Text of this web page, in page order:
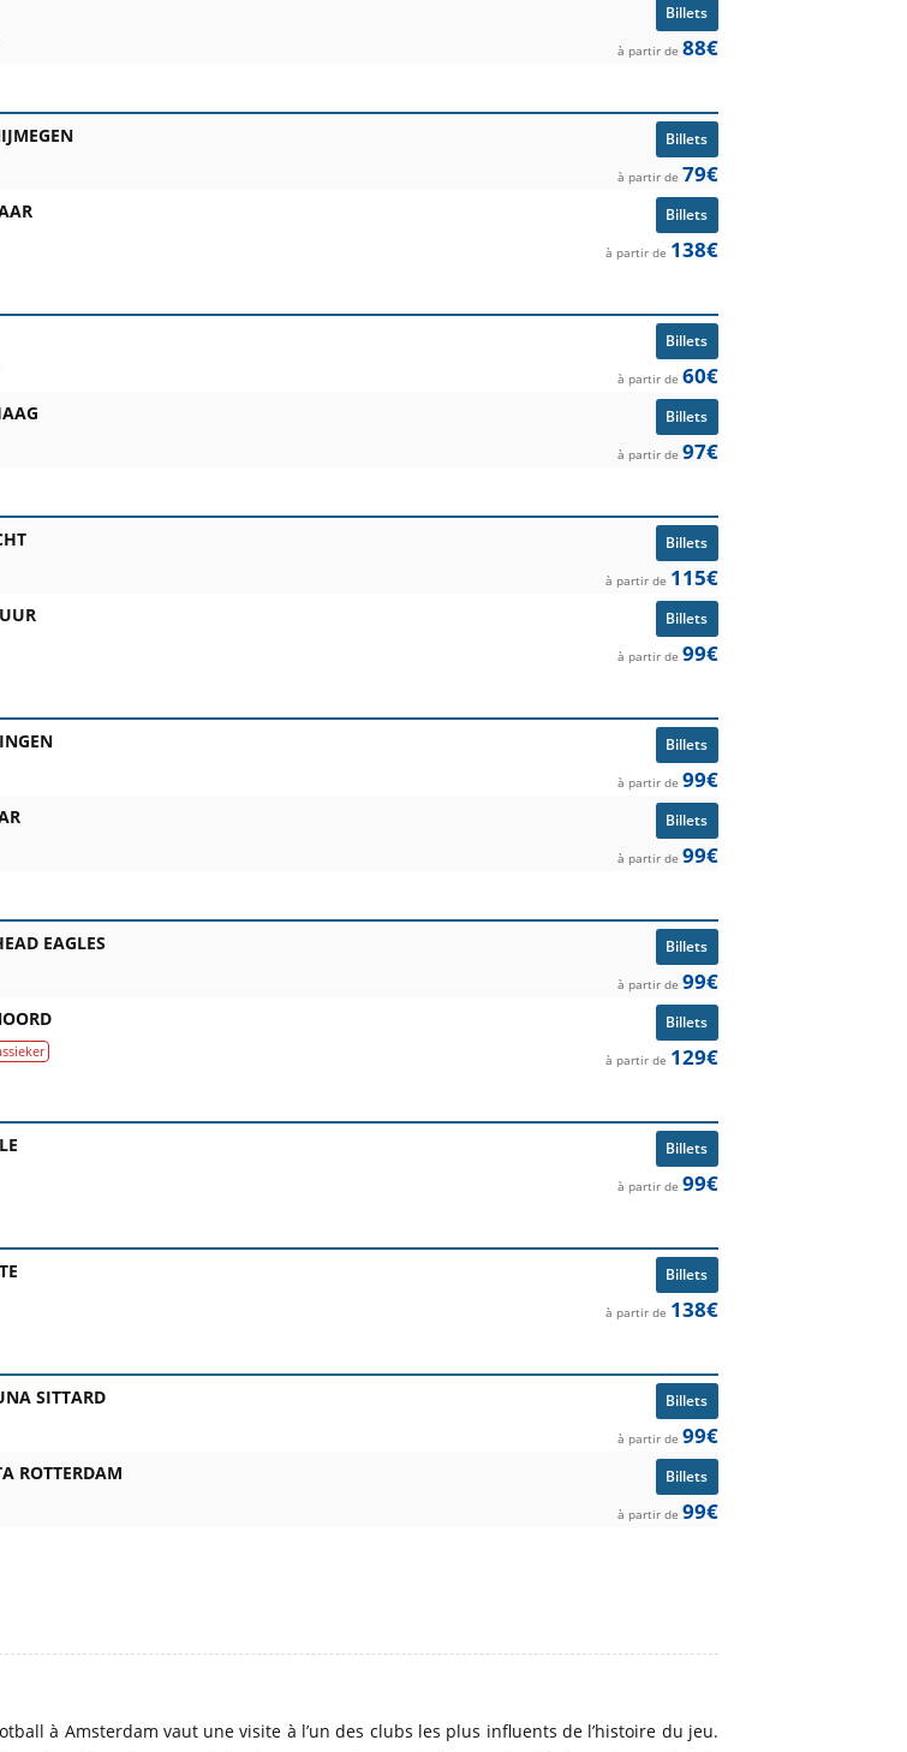
Billets
à partir de 88€
Billets
à partir de 79€
Billets
à partir de 138€
Billets
à partir de 60€
Billets
à partir de 97€
Billets
à partir de 115€
Billets
à partir de 99€
Billets
à partir de 99€
Billets
à partir de 99€
Billets
EAGLES
à partir de 99€
Billets
à partir de 129€
Billets
à partir de 99€
Billets
à partir de 138€
Billets
SITTARD
à partir de 99€
Billets
ROTTERDAM
à partir de 99€
à Amsterdam vaut une visite à l’un des clubs les plus influents de l’histoire du jeu.